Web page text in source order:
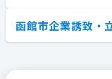
函館市企業誘致・